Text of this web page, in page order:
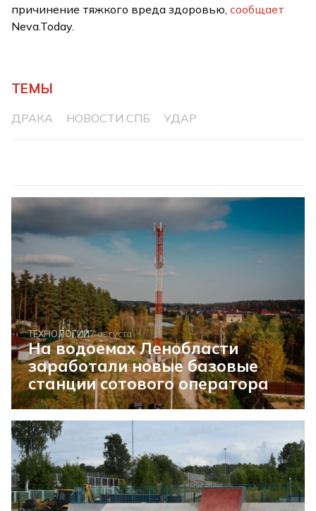
причинение тяжкого вреда здоровью,сообщает
Neva.Today.
ТЕМЫ
ДРАКА НОВОСТИ СПБ УДАР
ТЕХНОЛОГИИ7 августа
На водоемах Ленобласти
заработали новые базовые
станции сотового оператора